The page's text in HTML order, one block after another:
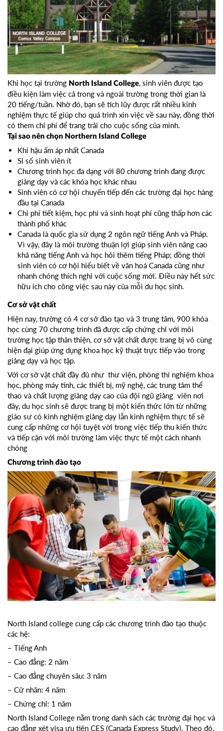
Khi học tại trường North Island College, sinh viên được tạo
điều kiện làm việc cả trong và ngoài trường trong thời gian là
20 tiếng/tuần. Nhờ đó, bạn sẽ tích lũy được rất nhiều kinh
nghiệm thực tế giúp cho quá trình xin việc về sau này, đồng thời
có them chi phí để trang trải cho cuộc sống của mình.
Tại sao nên chọn Northern Island College
Khí hậu ấm áp nhất Canada
Sỉ số sinh viên ít
Chương trình học đa dạng với 80 chương trình đang được
giảng dạy và các khóa học khác nhau
Sinh viên có cơ hội chuyển tiếp đến các trường đại học hàng
đầu tại Canada
Chi phí tiết kiệm, học phí và sinh hoạt phí cũng thấp hơn các
thành phố khác
Canada là quốc gia sử dụng 2 ngôn ngữ tiếng Anh và Pháp.
Vì vậy, đây là môi trường thuận lợi giúp sinh viên nâng cao
khả năng tiếng Anh và học hỏi thêm tiếng Pháp; đồng thời
sinh viên có cơ hội hiểu biết về văn hoá Canada cũng như
nhanh chóng thích nghi với cuộc sống mới. Điều này hết sức
hữu ích cho công việc sau này của mỗi du học sinh.
Cơ sở vật chất
Hiện nay, trường có 4 cơ sở đào tạo và 3 trung tâm, 900 khóa
học cùng 70 chương trình đã được cấp chứng chỉ với môi
trường học tập thân thiện, cơ sở vật chất được trang bị vô cùng
hiện đại giúp ứng dụng khoa học kỹ thuật trực tiếp vào trong
giảng dạy và học tập.
Với cơ sở vật chất đầy đủ như thư viện, phòng thí nghiệm khoa
học, phòng máy tính, các thiết bị, mỹ nghệ, các trung tâm thể
thao và chất lượng giảng dạy cao của đội ngũ giảng viên nơi
đây, du học sinh sẽ được trang bị một kiến thức lớn từ những
giáo sư có kinh nghiệm giảng dạy lẫn kinh nghiệm thực tế sẽ
cung cấp những cơ hội tuyệt vời trong việc tiếp thu kiến thức
và tiếp cận với môi trường làm việc thực tế một cách nhanh
chóng
Chương trình đào tạo
North Island college cung cấp các chương trình đào tạo thuộc
các hệ:
– Tiếng Anh
– Cao đẳng: 2 năm
– Cao đẳng chuyên sâu: 3 năm
– Cử nhân: 4 năm
– Chứng chỉ: 1 năm
North Island College nằm trong danh sách các trường đại học và
cao đẳng xét visa ưu tiên CES (Canada Express Study). Theo đó,